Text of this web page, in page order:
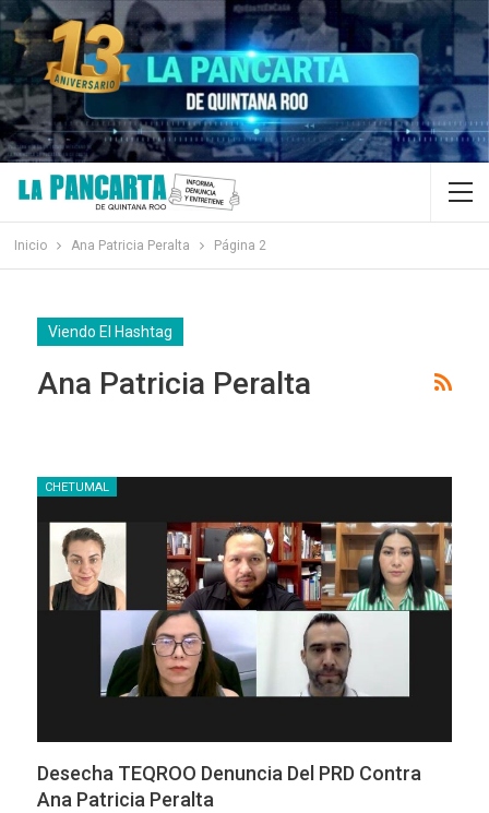
Inicio Ana Patricia Peralta Página 2
Viendo El Hashtag
Ana Patricia Peralta
CHETUMAL
Desecha TEQROO Denuncia Del PRD Contra
Ana Patricia Peralta